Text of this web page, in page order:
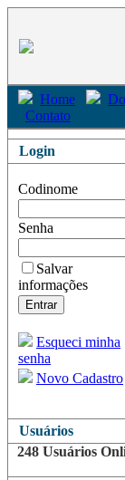
Home
Contato
Login
Codinome
Senha
Salvar
informações
Esqueci minha
senha
Novo Cadastro
Usuários
248 Usuários